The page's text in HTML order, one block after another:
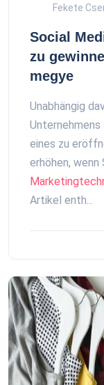
Fekete
Social
zu
megye
Unabhängig
Unternehmens
eines zu
erhöhen, wenn
Artikel enth...